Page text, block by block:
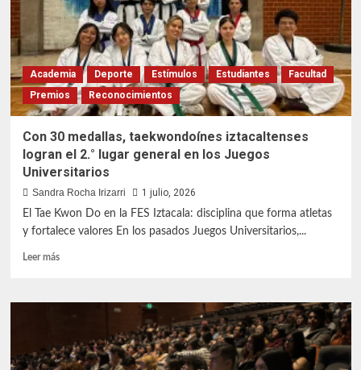
investigación
en
tradiciones
C-
CC-
IC
Academia Deporte Estímulos Estudiantes
Facultad
Premios
Reconocimientos
Con 30 medallas, taekwondoínes iztacaltenses
logran el 2.° lugar general en los Juegos
Universitarios
Sandra Rocha Irizarri
1 julio, 2026
El Tae Kwon Do en la FES Iztacala: disciplina que forma atletas
y fortalece valores En los pasados Juegos Universitarios,...
Leer másLeer
Con
taekwondoínes
iztacaltenses